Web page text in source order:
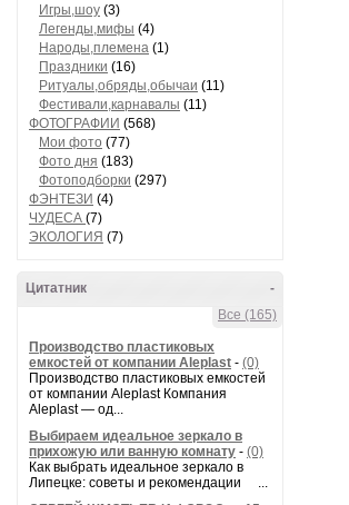
Игры,шоу (3)
Легенды,мифы (4)
Народы,племена (1)
Праздники (16)
Ритуалы,обряды,обычаи (11)
Фестивали,карнавалы (11)
ФОТОГРАФИИ (568)
Мои фото (77)
Фото дня (183)
Фотоподборки (297)
ФЭНТЕЗИ (4)
ЧУДЕСА (7)
ЭКОЛОГИЯ (7)
-
Цитатник
Все (165)
Производство пластиковых
емкостей от компании Aleplast - (0)
Производство пластиковых емкостей
от компании Aleplast Компания
Aleplast — од...
Выбираем идеальное зеркало в
прихожую или ванную комнату - (0)
Как выбрать идеальное зеркало в
Липецке: советы и рекомендации ...